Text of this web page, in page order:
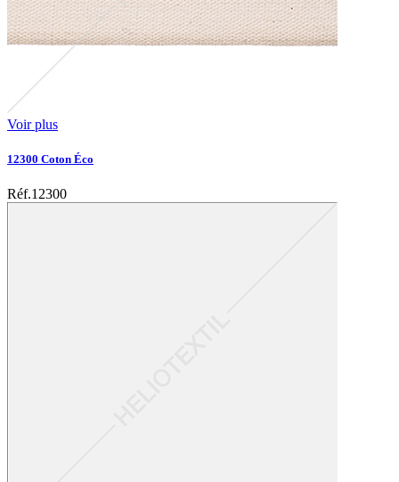
Voir plus
12300 Coton Éco
Réf.12300